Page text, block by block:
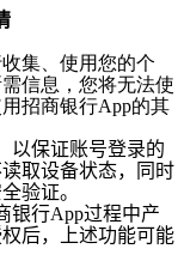
集、使用您的个
信息，您将无法使
招商银行App的其
以保证账号登录的
取设备状态，同时
验证。
银行App过程中产
后，上述功能可能